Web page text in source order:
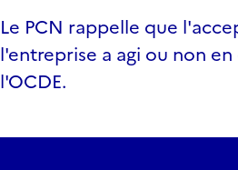
Le PCN rappelle que
l'entreprise a agi ou non
l'OCDE.